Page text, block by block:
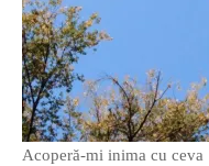
Acoperă-mi inima cu ceva